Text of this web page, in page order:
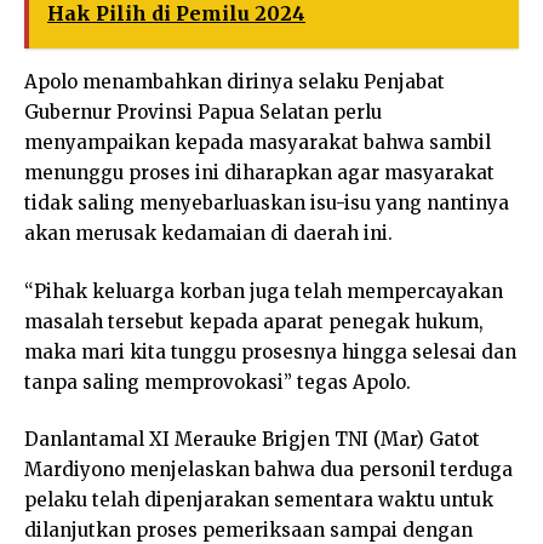
Hak Pilih di Pemilu 2024
Apolo menambahkan dirinya selaku Penjabat
Gubernur Provinsi Papua Selatan perlu
menyampaikan kepada masyarakat bahwa sambil
menunggu proses ini diharapkan agar masyarakat
tidak saling menyebarluaskan isu-isu yang nantinya
akan merusak kedamaian di daerah ini.
“Pihak keluarga korban juga telah mempercayakan
masalah tersebut kepada aparat penegak hukum,
maka mari kita tunggu prosesnya hingga selesai dan
tanpa saling memprovokasi” tegas Apolo.
Danlantamal XI Merauke Brigjen TNI (Mar) Gatot
Mardiyono menjelaskan bahwa dua personil terduga
pelaku telah dipenjarakan sementara waktu untuk
dilanjutkan proses pemeriksaan sampai dengan